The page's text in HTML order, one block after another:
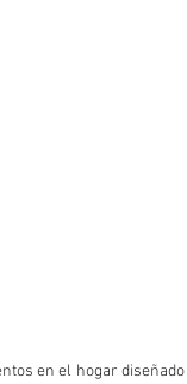
en el hogar